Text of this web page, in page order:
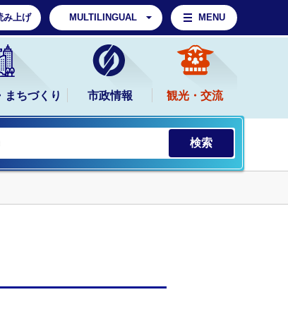
み上げ MULTILINGUAL MENU
まちづくり 市政情報 観光・交流